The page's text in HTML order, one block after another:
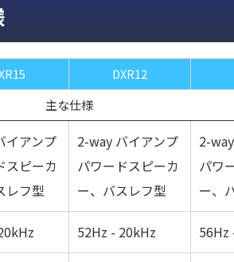
DXR12
主な仕様
イアンプ
スピーカ
レフ型
2-way バイアンプ
パワードスピーカ
ー、バスレフ型
2-
パワ
ー、
52Hz - 20kHz 56Hz